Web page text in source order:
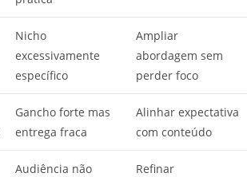
Nicho
excessivamente
específico
Ampliar
abordagem sem
perder foco
Gancho forte mas
entrega fraca
Alinhar expectativa
com conteúdo
Audiência não
Refinar